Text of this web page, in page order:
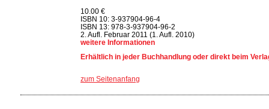
10.00 €
ISBN 10: 3-937904-96-4
ISBN 13: 978-3-937904-96-2
2. Aufl. Februar 2011 (1. Aufl. 2010)
weitere Informationen
Erhältlich in jeder Buchhandlung oder direkt beim
zum Seitenanfang